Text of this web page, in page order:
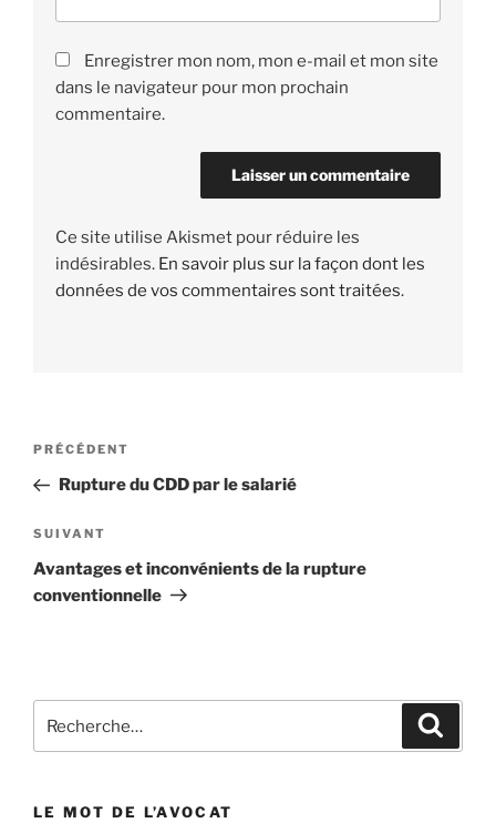
Enregistrer mon nom, mon e-mail et mon site
dans le navigateur pour mon prochain
commentaire.
Ce site utilise Akismet pour réduire les
indésirables. En savoir plus sur la façon dont les
données de vos commentaires sont traitées.
Navigation
l’article
Article
précédent
PRÉCÉDENT
Rupture du CDD par le salarié
Article
suivant
SUIVANT
Avantages et inconvénients de la rupture
conventionnelle
pour
LE MOT DE L’AVOCAT